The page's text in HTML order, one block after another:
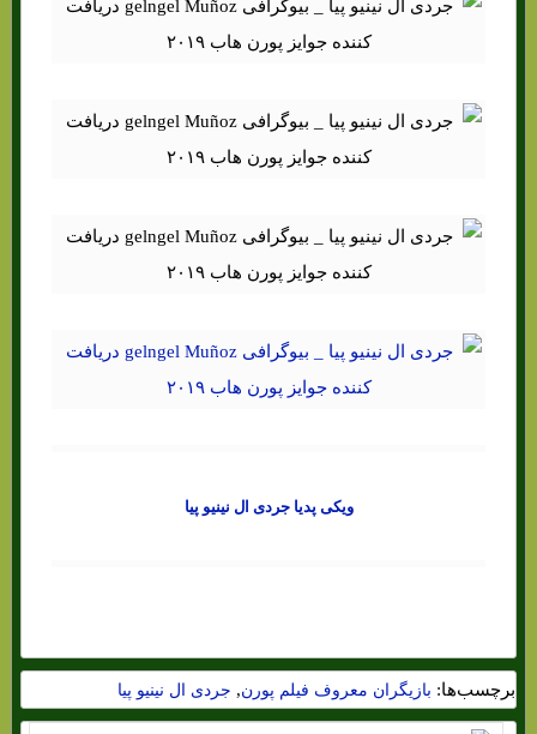
ویکی پدیا جردی ال نینیو پیا
برچسب‌ها: بازیگران معروف فیلم پورن, جردی ال نینیو پیا